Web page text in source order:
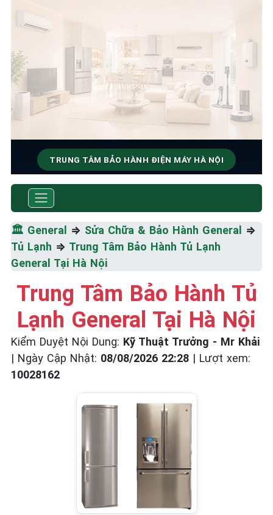
TRUNG TÂM BẢO HÀNH ĐIỆN MÁY HÀ NỘI
SỬA CHỮA & BẢO HÀNH
GENERAL
Tốc Độ Tối Đa • Chất Lượng Tối Ưu • Chi Phí Tối
Thiểu
☎️ 09.86.85.89.22
🏛️ General ⇒ Sửa Chữa & Bảo Hành General
⇒
Tủ Lạnh ⇒ Trung Tâm Bảo Hành Tủ Lạnh
General Tại Hà Nội
Trung Tâm Bảo Hành Tủ
Lạnh General Tại Hà Nội
Kiểm Duyệt Nội Dung: Kỹ Thuật Trưởng - Mr Khải
| Ngày Cập Nhật: 08/08/2026 22:28 | Lượt xem:
10028162